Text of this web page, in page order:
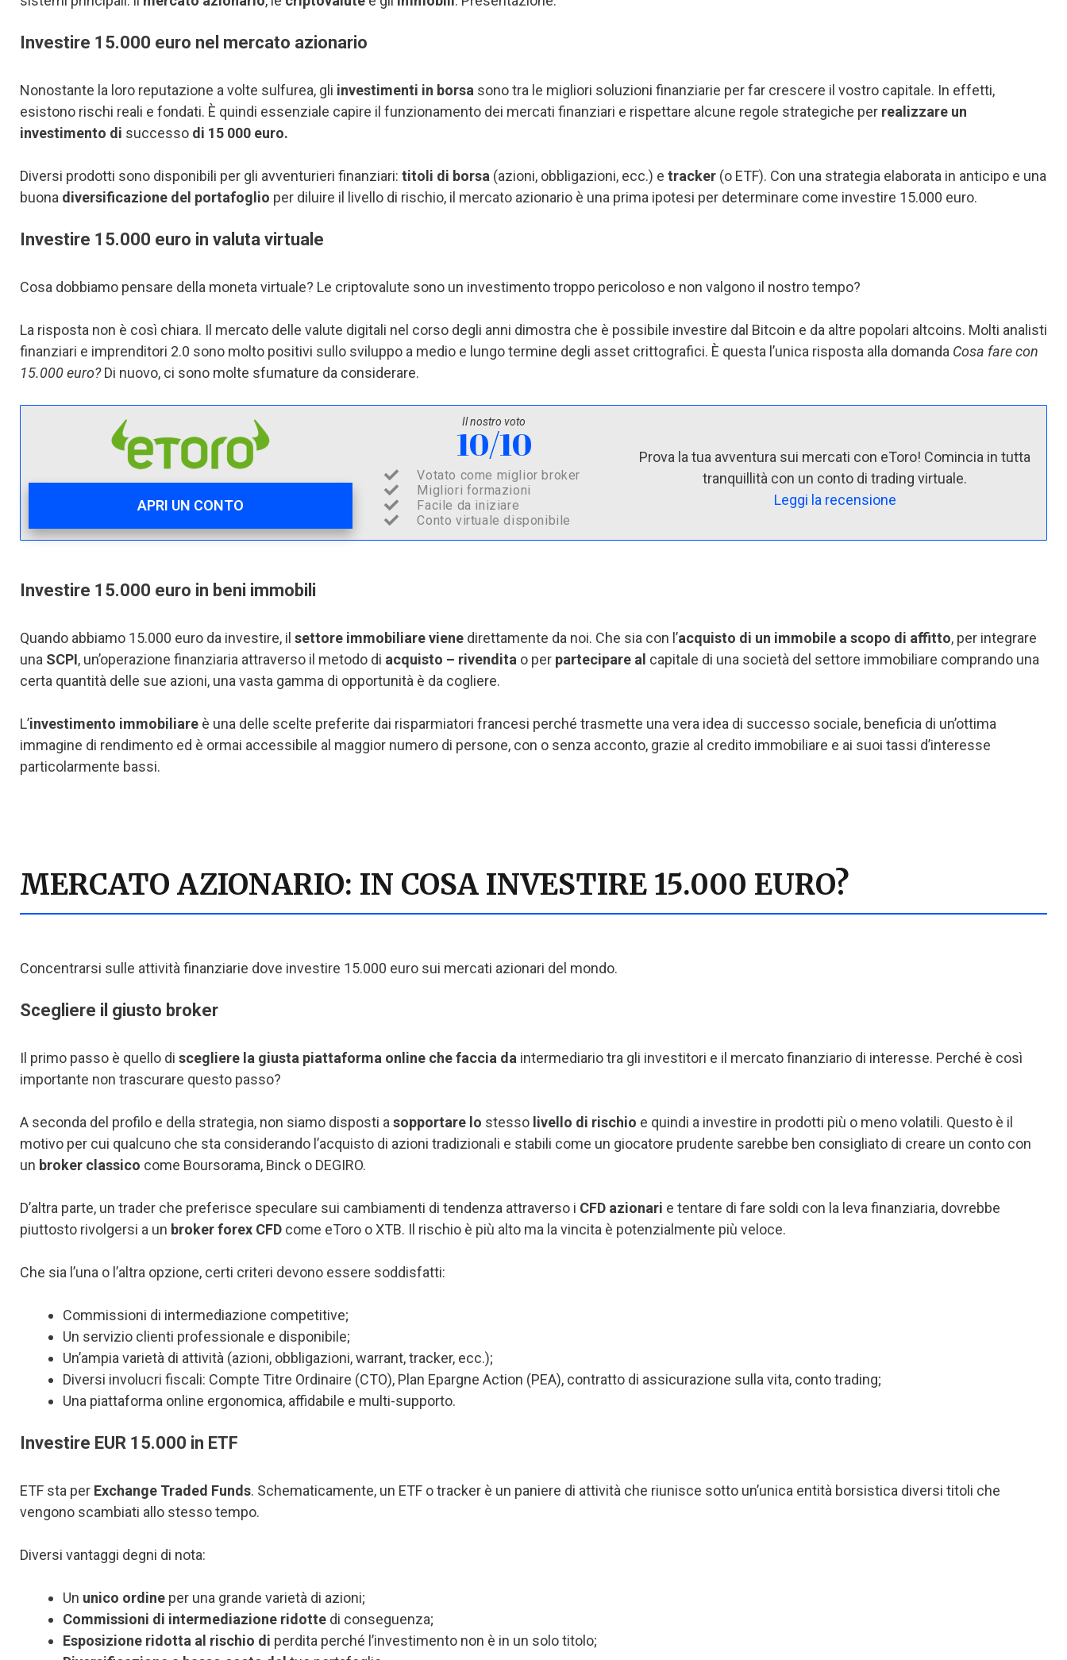
Investire 15.000 euro nel mercato azionario
Nonostante la loro reputazione a volte sulfurea, gli investimenti in borsa sono tra le migliori soluzioni finanziarie per far crescere il vostro capitale. In effetti,
esistono rischi reali e fondati. È quindi essenziale capire il funzionamento dei mercati finanziari e rispettare alcune regole strategiche per realizzare un
investimento di successo di 15 000 euro.
Diversi prodotti sono disponibili per gli avventurieri finanziari: titoli di borsa (azioni, obbligazioni, ecc.) e tracker (o ETF). Con una strategia elaborata in anticipo e una
buona diversificazione del portafoglio per diluire il livello di rischio, il mercato azionario è una prima ipotesi per determinare come investire 15.000 euro.
Investire 15.000 euro in valuta virtuale
Cosa dobbiamo pensare della moneta virtuale? Le criptovalute sono un investimento troppo pericoloso e non valgono il nostro tempo?
La risposta non è così chiara. Il mercato delle valute digitali nel corso degli anni dimostra che è possibile investire dal Bitcoin e da altre popolari altcoins. Molti analisti
finanziari e imprenditori 2.0 sono molto positivi sullo sviluppo a medio e lungo termine degli asset crittografici. È questa l’unica risposta alla domanda Cosa fare con
15.000 euro?Di nuovo, ci sono molte sfumature da considerare.
APRI UN CONTO
Il nostro voto
10/10
Votato come miglior broker
Migliori formazioni
Facile da iniziare
Conto virtuale disponibile
Prova la tua avventura sui mercati con eToro! Comincia in tutta
tranquillità con un conto di trading virtuale.
Leggi la recensione
Investire 15.000 euro in beni immobili
Quando abbiamo 15.000 euro da investire, il settore immobiliare viene direttamente da noi. Che sia con l’acquisto di un immobile a scopo di affitto, per integrare
una SCPI, un’operazione finanziaria attraverso il metodo di acquisto – rivendita o per partecipare al capitale di una società del settore immobiliare comprando una
certa quantità delle sue azioni, una vasta gamma di opportunità è da cogliere.
L’investimento immobiliare è una delle scelte preferite dai risparmiatori francesi perché trasmette una vera idea di successo sociale, beneficia di un’ottima
immagine di rendimento ed è ormai accessibile al maggior numero di persone, con o senza acconto, grazie al credito immobiliare e ai suoi tassi d’interesse
particolarmente bassi.
MERCATO AZIONARIO: IN COSA INVESTIRE 15.000 EURO?
Concentrarsi sulle attività finanziarie dove investire 15.000 euro sui mercati azionari del mondo.
Scegliere il giusto broker
Il primo passo è quello di scegliere la giusta piattaforma online che faccia da intermediario tra gli investitori e il mercato finanziario di interesse. Perché è così
importante non trascurare questo passo?
A seconda del profilo e della strategia, non siamo disposti asopportare lo stesso livello di rischio e quindi a investire in prodotti più o meno volatili. Questo è il
motivo per cui qualcuno che sta considerando l’acquisto di azioni tradizionali e stabili come un giocatore prudente sarebbe ben consigliato di creare un conto con
un broker classico come Boursorama, Binck o DEGIRO.
D’altra parte, un trader che preferisce speculare sui cambiamenti di tendenza attraverso i CFD azionari e tentare di fare soldi con la leva finanziaria, dovrebbe
piuttosto rivolgersi a un broker forex CFD come eToro o XTB. Il rischio è più alto ma la vincita è potenzialmente più veloce.
Che sia l’una o l’altra opzione, certi criteri devono essere soddisfatti:
Commissioni di intermediazione competitive;
Un servizio clienti professionale e disponibile;
Un’ampia varietà di attività (azioni, obbligazioni, warrant, tracker, ecc.);
Diversi involucri fiscali: Compte Titre Ordinaire (CTO), Plan Epargne Action (PEA), contratto di assicurazione sulla vita, conto trading;
Una piattaforma online ergonomica, affidabile e multi-supporto.
Investire EUR 15.000 in ETF
ETF sta per Exchange Traded Funds. Schematicamente, un ETF o tracker è un paniere di attività che riunisce sotto un’unica entità borsistica diversi titoli che
vengono scambiati allo stesso tempo.
Diversi vantaggi degni di nota:
Un unico ordine per una grande varietà di azioni;
Commissioni di intermediazione ridotte di conseguenza;
Esposizione ridotta al rischio di perdita perché l’investimento non è in un solo titolo;